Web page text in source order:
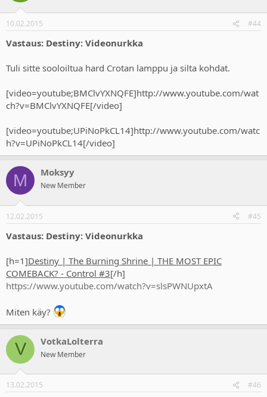
10.02.2015 #44
Vastaus: Destiny: Videonurkka
Tuli sitte sooloiltua hard Crotan lamppu ja silta kohdat.
[video=youtube;BMClvYXNQFE]http://www.youtube.com/wat
ch?v=BMClvYXNQFE[/video]
[video=youtube;UPiNoPkCL14]http://www.youtube.com/watc
h?v=UPiNoPkCL14[/video]
M Moksyy
New Member
12.02.2015 #45
Vastaus: Destiny: Videonurkka
[h=1]Destiny | The Burning Shrine | THE MOST EPIC
COMEBACK? - Control #3[/h]
https://www.youtube.com/watch?v=slsPWNUpxtA
Miten käy?
V VotkaLolterra
New Member
13.02.2015 #46